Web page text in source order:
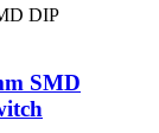
SMD